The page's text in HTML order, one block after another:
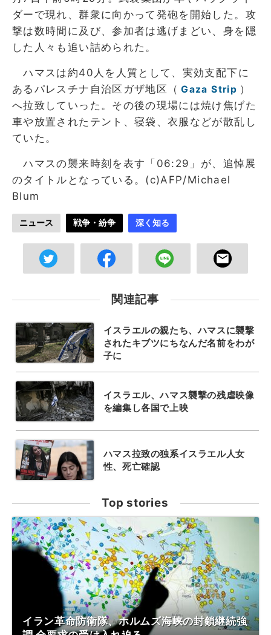
ダーで現れ、群衆に向かって発砲を開始した。攻
撃は数時間に及び、参加者は逃げまどい、身を隠
した人々も追い詰められた。
ハマスは約40人を人質として、実効支配下に
あるパレスチナ自治区ガザ地区（ Gaza Strip ）
へ拉致していった。その後の現場には焼け焦げた
車や放置されたテント、寝袋、衣服などが散乱し
ていた。
ハマスの襲来時刻を表す「06:29」が、追悼展
のタイトルとなっている。(c)AFP/Michael
Blum
ニュース 戦争・紛争 深く知る
関連記事
イスラエルの親たち、ハマスに襲撃
されたキブツにちなんだ名前をわが
子に
イスラエル、ハマス襲撃の残虐映像
を編集し各国で上映
ハマス拉致の独系イスラエル人女
性、死亡確認
Top stories
イラン革命防衛隊、ホルムズ海峡の封鎖継続強